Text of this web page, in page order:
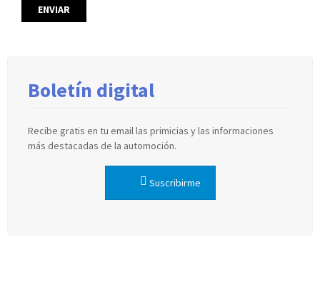
Boletín digital
Recibe gratis en tu email las primicias y las informaciones
más destacadas de la automoción.
Suscribirme